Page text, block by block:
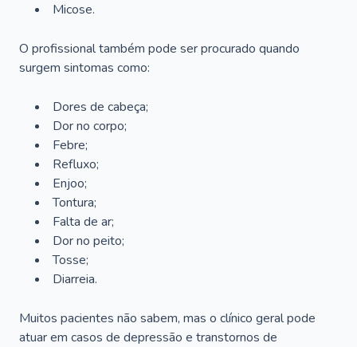
Micose.
O profissional também pode ser procurado quando
surgem sintomas como:
Dores de cabeça;
Dor no corpo;
Febre;
Refluxo;
Enjoo;
Tontura;
Falta de ar;
Dor no peito;
Tosse;
Diarreia.
Muitos pacientes não sabem, mas o clínico geral pode
atuar em casos de depressão e transtornos de